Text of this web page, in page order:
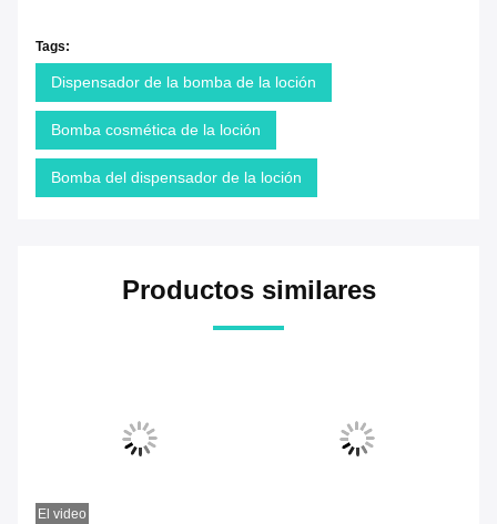
Tags:
Dispensador de la bomba de la loción
Bomba cosmética de la loción
Bomba del dispensador de la loción
Productos similares
El video